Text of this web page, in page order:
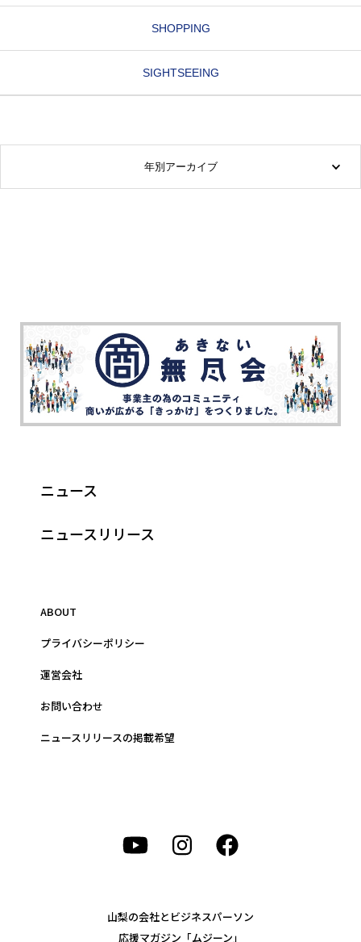
SHOPPING
SIGHTSEEING
年別アーカイブ
ニュース
ニュースリリース
ABOUT
プライバシーポリシー
運営会社
お問い合わせ
ニュースリリースの掲載希望
山梨の会社とビジネスパーソン
応援マガジン「ムジーン」